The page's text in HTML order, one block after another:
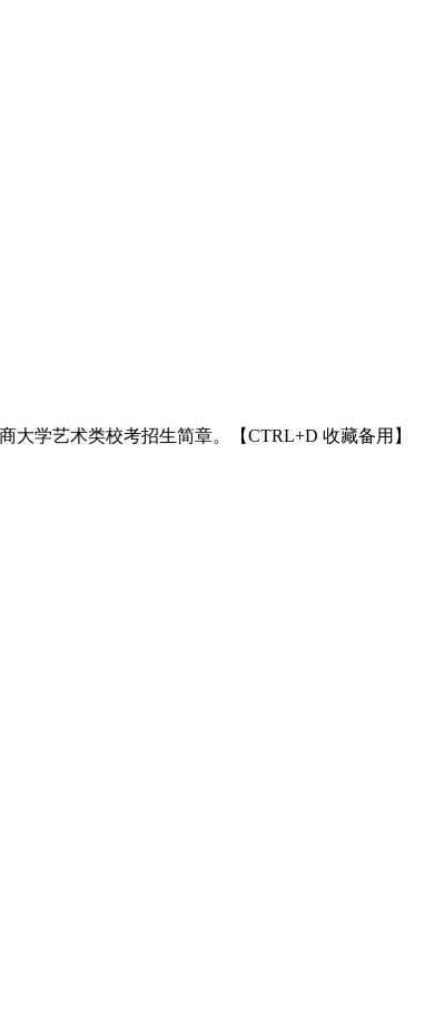
大学艺术类校考招生简章。【CTRL+D 收藏备用】